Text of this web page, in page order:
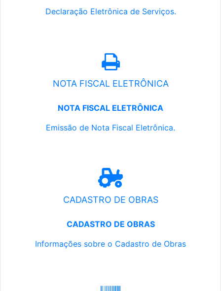
Declaração Eletrônica de Serviços.
NOTA FISCAL ELETRÔNICA
NOTA FISCAL ELETRÔNICA
Emissão de Nota Fiscal Eletrônica.
CADASTRO DE OBRAS
CADASTRO DE OBRAS
Informações sobre o Cadastro de Obras